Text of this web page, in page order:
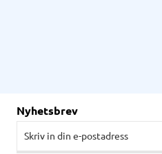
Nyhetsbrev